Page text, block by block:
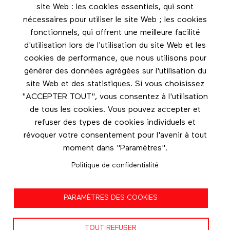
site Web : les cookies essentiels, qui sont
nécessaires pour utiliser le site Web ; les cookies
fonctionnels, qui offrent une meilleure facilité
d'utilisation lors de l'utilisation du site Web et les
cookies de performance, que nous utilisons pour
générer des données agrégées sur l'utilisation du
site Web et des statistiques. Si vous choisissez
"ACCEPTER TOUT", vous consentez à l'utilisation
de tous les cookies. Vous pouvez accepter et
refuser des types de cookies individuels et
révoquer votre consentement pour l'avenir à tout
moment dans "Paramètres".
Politique de confidentialité
PARAMÈTRES DES COOKIES
TOUT REFUSER
Restez en contact grâce à l'infolettre
Footer menu
Les éditions Esse
Instagram
Facebook
Nous contacter
Politique de confidentialité